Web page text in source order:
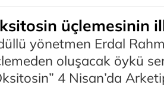
üçlemesinin
yönetmen Erdal
oluşacak öykü
4 Nisan’da